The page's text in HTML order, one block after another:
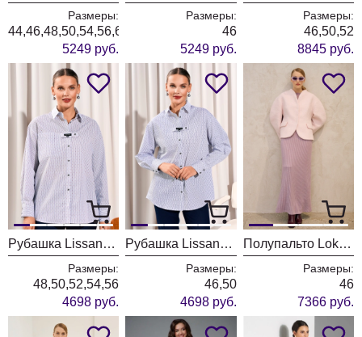
Размеры:
44,46,48,50,54,56,60
5249 руб.
Размеры:
46
5249 руб.
Размеры:
46,50,52
8845 руб.
Рубашка Lissana 5037 красный
Размеры:
48,50,52,54,56
4698 руб.
Рубашка Lissana 5037 синий
Размеры:
46,50
4698 руб.
Полупальто Lokka 1717
Размеры:
46
7366 руб.